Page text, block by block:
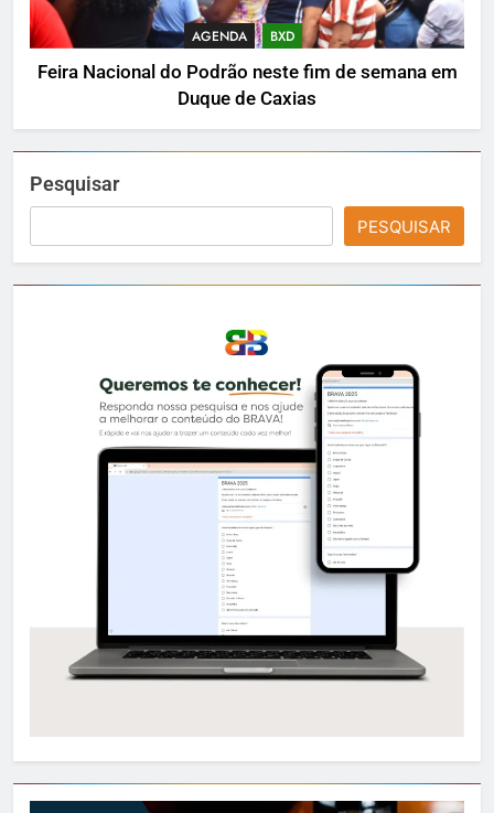
AGENDA BXD
Feira Nacional do Podrão neste fim de semana em
Duque de Caxias
Pesquisar
PESQUISAR